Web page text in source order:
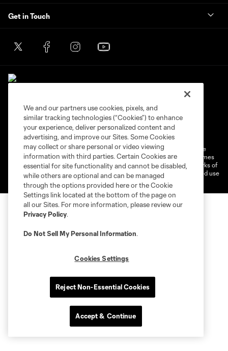
Get in Touch
Privacy Policy
Do Not Sell or Share My Personal Information
Cookies Settings
©2026 MLS. The Major League Soccer and MLS name and shield are
registered trademarks of Major League Soccer, L.L.C. (“MLS”). The names
and logos of MLS teams are registered and/or common law trademarks of
MLS or are used with the permission of their owners. Any unauthorized use
is forbidden.
We and our partners use cookies, pixels, and
similar tracking technologies (“Cookies”) to enhance
your experience, deliver personalized content and
advertising, and improve our Sites. Some Cookies
may collect or share personal or video viewing
information with third parties. Certain Cookies are
essential for site functionality and cannot be disabled,
while others are optional and can be managed
through the options provided here or the Cookie
Settings link located at the bottom of the page on
all our Sites. For more information, please review our
Privacy Policy.
Do Not Sell My Personal Information.
Cookies Settings
Reject Non-Essential Cookies
Accept & Continue